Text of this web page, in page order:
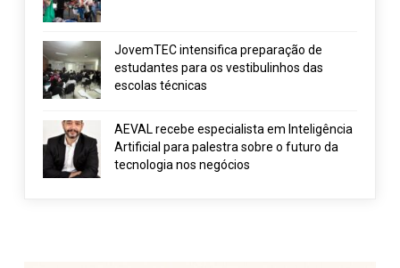
JovemTEC intensifica preparação de
estudantes para os vestibulinhos das
escolas técnicas
AEVAL recebe especialista em Inteligência
Artificial para palestra sobre o futuro da
tecnologia nos negócios